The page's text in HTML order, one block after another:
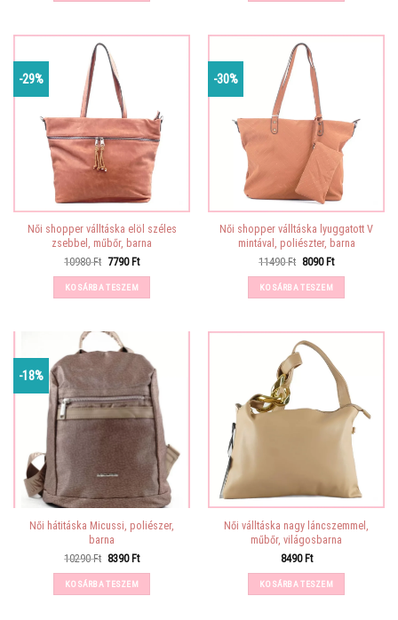
-29%
Női shopper válltáska elöl széles
zsebbel, műbőr, barna
10980Ft Original
was:
10980 Ft.
7790 FtCurrent
KOSÁRBA TESZEM
-30%
Női shopper válltáska lyuggatott V
mintával, poliészter, barna
11490Ft Original
was:
11490 Ft.
8090 FtCurrent
KOSÁRBA TESZEM
-18%
Női hátitáska Micussi, poliészer,
barna
10290Ft Original
was:
10290 Ft.
8390 FtCurrent
KOSÁRBA TESZEM
Női válltáska nagy láncszemmel,
műbőr, világosbarna
8490 Ft
KOSÁRBA TESZEM